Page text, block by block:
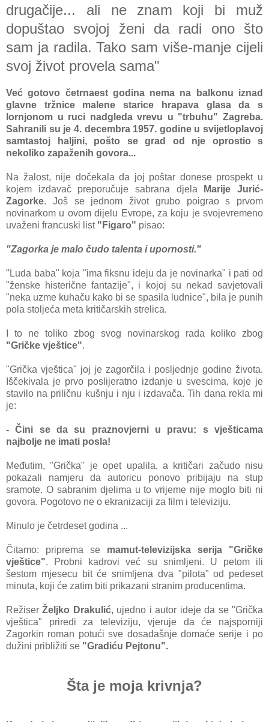
drugačije... ali ne znam koji bi muž
dopuštao svojoj ženi da radi ono što
sam ja radila. Tako sam više-manje cijeli
svoj život provela sama"
Već gotovo četrnaest godina nema na balkonu iznad
glavne tržnice malene starice hrapava glasa da s
lornjonom u ruci nadgleda vrevu u "trbuhu" Zagreba.
Sahranili su je 4. decembra 1957. godine u svijetloplavoj
samtastoj haljini, pošto se grad od nje oprostio s
nekoliko zapaženih govora...
Na žalost, nije dočekala da joj poštar donese prospekt u
kojem izdavač preporučuje sabrana djela
Marije Jurić-
Zagorke. Još se jednom život grubo poigrao s prvom
novinarkom u ovom dijelu Evrope, za koju je svojevremeno
uvaženi francuski list "Figaro" pisao:
"Zagorka je malo čudo talenta i upornosti."
"Luda baba" koja "ima fiksnu ideju da je novinarka" i pati od
"ženske histerične fantazije", i kojoj su nekad savjetovali
"neka uzme kuhaču kako bi se spasila ludnice", bila je punih
pola stoljeća meta kritičarskih strelica.
I to ne toliko zbog svog novinarskog rada koliko zbog
"Gričke vještice".
"Grička vještica" joj je zagorčila i posljednje godine života.
Iščekivala je prvo poslijeratno izdanje u svescima, koje je
stavilo na priličnu kušnju i nju i izdavača. Tih dana rekla mi
je:
- Čini se da su praznovjerni u pravu: s vješticama
najbolje ne imati posla!
Međutim, "Grička" je opet upalila, a kritičari začudo nisu
pokazali namjeru da autoricu ponovo pribijaju na stup
sramote. O sabranim djelima u to vrijeme nije moglo biti ni
govora. Pogotovo ne o ekranizaciji za film i televiziju.
Minulo je četrdeset godina ...
Čitamo: priprema se mamut-televizijska serija "Gričke
vještice". Probni kadrovi već su snimljeni. U petom ili
šestom mjesecu bit će snimljena dva "pilota" od pedeset
minuta, koji će zatim biti prikazani stranim producentima.
Režiser Željko Drakulić, ujedno i autor ideje da se "Grička
vještica" priredi za televiziju, vjeruje da će najsporniji
Zagorkin roman potući sve dosadašnje domaće serije i po
dužini približiti se "Gradiću Pejtonu".
Šta je moja krivnja?